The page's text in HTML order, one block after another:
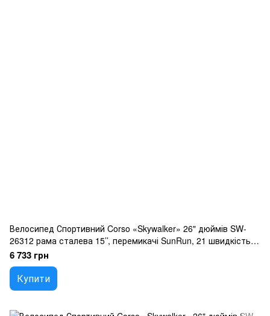
Велосипед Спортивний Corso «Skywalker» 26" дюймів SW-
26312 рама сталева 15’’, перемикачі SunRun, 21 швидкість,
зібран на 75
6 733 грн
Купити